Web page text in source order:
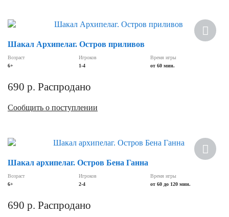
Шакал Архипелаг. Остров приливов
Возраст
6+
Игроков
1-4
Время игры
от 60 мин.
690 р. Распродано
Сообщить о поступлении
Шакал архипелаг. Остров Бена Ганна
Возраст
6+
Игроков
2-4
Время игры
от 60 до 120 мин.
690 р. Распродано